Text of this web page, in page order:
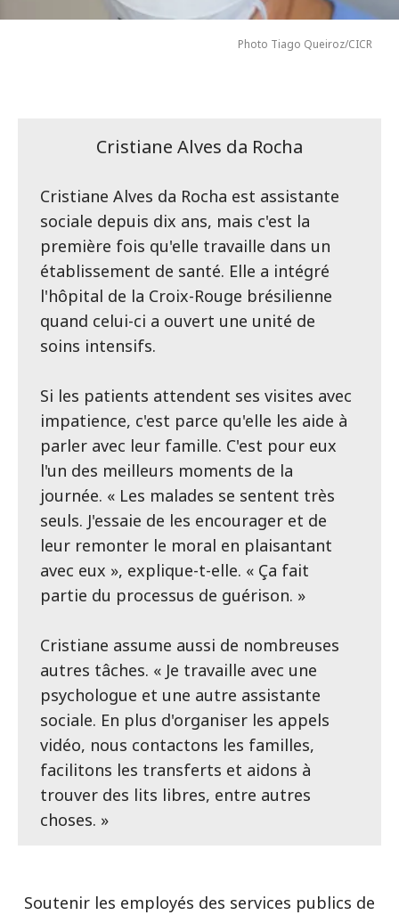
Photo Tiago Queiroz/CICR
Cristiane Alves da Rocha
Cristiane Alves da Rocha est assistante
sociale depuis dix ans, mais c'est la
première fois qu'elle travaille dans un
établissement de santé. Elle a intégré
l'hôpital de la Croix-Rouge brésilienne
quand celui-ci a ouvert une unité de
soins intensifs.
Si les patients attendent ses visites avec
impatience, c'est parce qu'elle les aide à
parler avec leur famille. C'est pour eux
l'un des meilleurs moments de la
journée. « Les malades se sentent très
seuls. J'essaie de les encourager et de
leur remonter le moral en plaisantant
avec eux », explique-t-elle. « Ça fait
partie du processus de guérison. »
Cristiane assume aussi de nombreuses
autres tâches. « Je travaille avec une
psychologue et une autre assistante
sociale. En plus d'organiser les appels
vidéo, nous contactons les familles,
facilitons les transferts et aidons à
trouver des lits libres, entre autres
choses. »
Soutenir les employés des services publics de